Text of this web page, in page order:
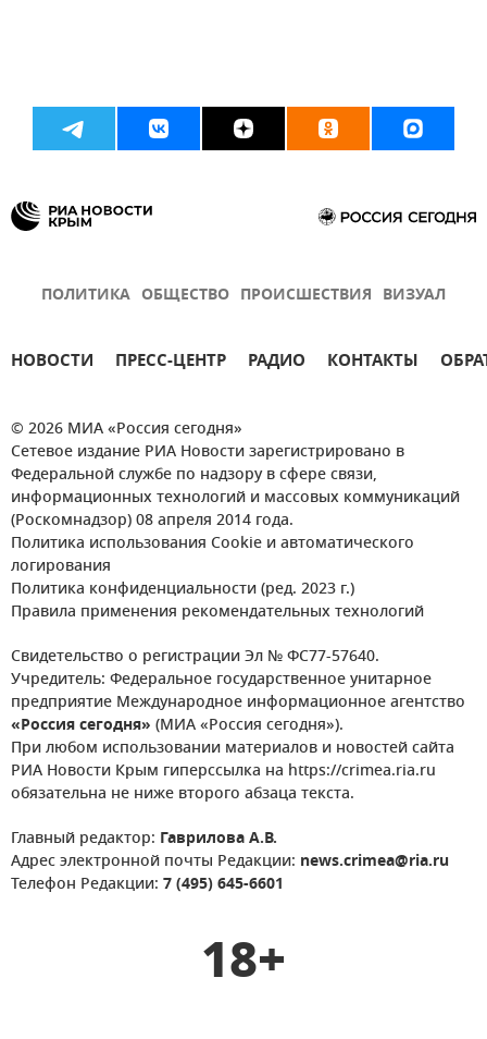
ПОЛИТИКА ОБЩЕСТВО ПРОИСШЕСТВИЯ ВИЗУАЛ
НОВОСТИ ПРЕСС-ЦЕНТР РАДИО КОНТАКТЫ
© 2026 МИА «Россия сегодня»
Сетевое издание РИА Новости зарегистрировано в
Федеральной службе по надзору в сфере связи,
информационных технологий и массовых коммуникаций
(Роскомнадзор) 08 апреля 2014 года.
Политика использования Cookie и автоматического
логирования
Политика конфиденциальности (ред. 2023 г.)
Правила применения рекомендательных технологий
Свидетельство о регистрации Эл № ФС77-57640.
Учредитель: Федеральное государственное унитарное
предприятие Международное информационное агентство
«Россия сегодня» (МИА «Россия сегодня»).
При любом использовании материалов и новостей сайта
РИА Новости Крым гиперссылка на https://crimea.ria.ru
обязательна не ниже второго абзаца текста.
Главный редактор: Гаврилова А.В.
Адрес электронной почты Редакции: news.crimea@ria.ru
Телефон Редакции: 7 (495) 645-6601
18+